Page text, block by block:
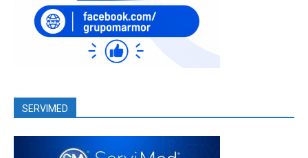
SERVIMED